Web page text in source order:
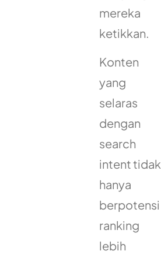
mereka
ketikkan.
Konten
yang
selaras
dengan
search
intent tidak
hanya
berpotensi
ranking
lebih